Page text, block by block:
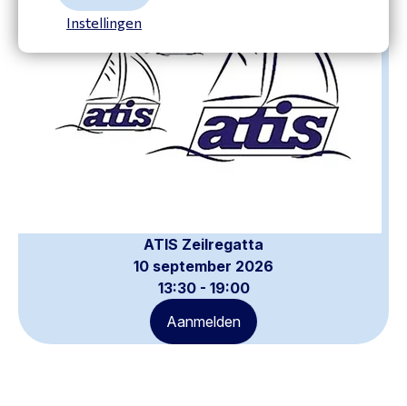
ATIS Zeilregatta
10 september 2026
13:30 - 19:00
Aanmelden
Instellingen